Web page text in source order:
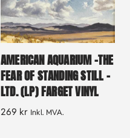
AMERICAN AQUARIUM -THE
FEAR OF STANDING STILL –
LTD. (LP) FARGET VINYL
269 kr Inkl. MVA.